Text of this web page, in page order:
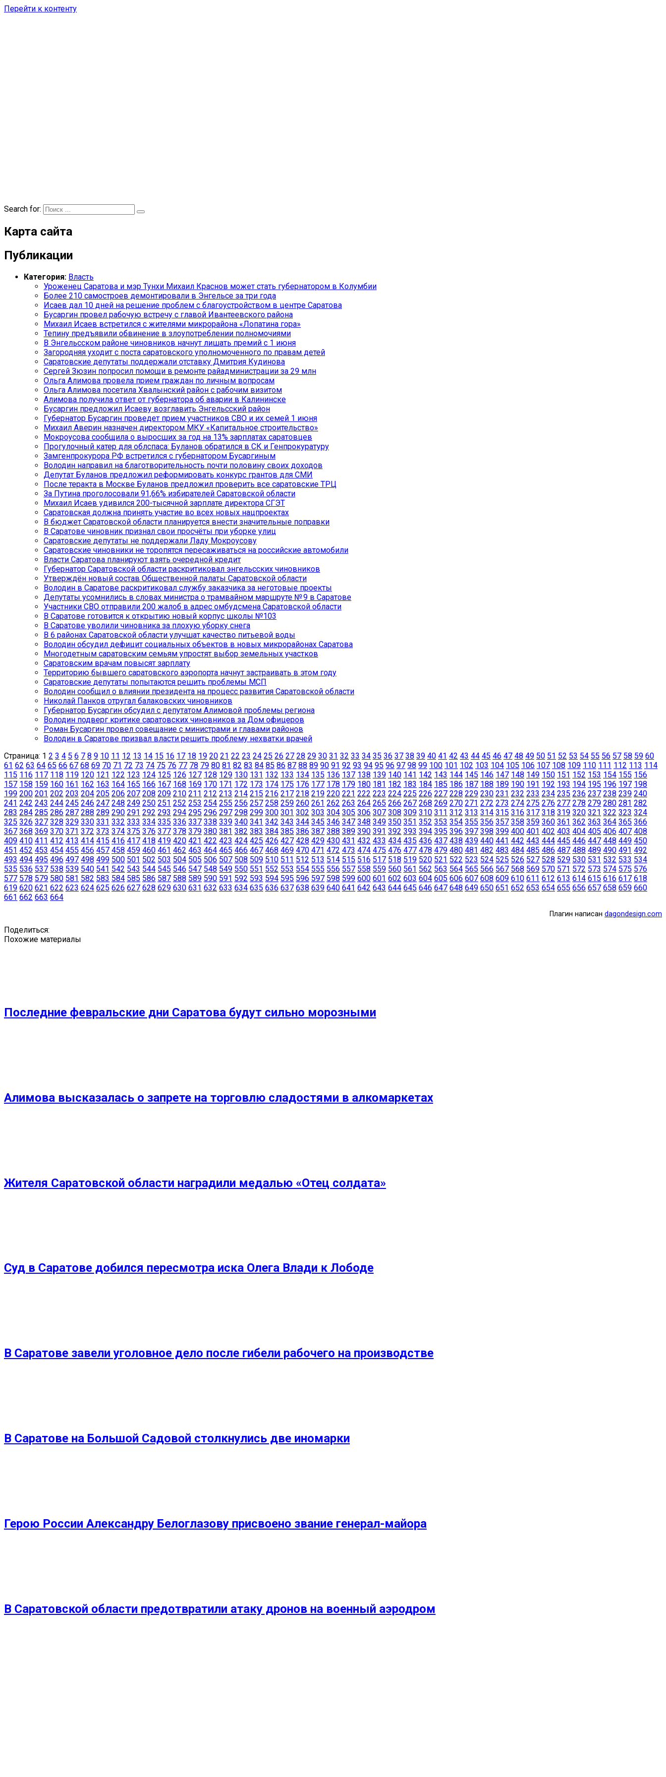
Перейти к контенту
Search for:
Карта сайта
Публикации
Категория: Власть
Уроженец Саратова и мэр Тунхи Михаил Краснов может стать губернатором в Колумбии
Более 210 самостроев демонтировали в Энгельсе за три года
Исаев дал 10 дней на решение проблем с благоустройством в центре Саратова
Бусаргин провел рабочую встречу с главой Ивантеевского района
Михаил Исаев встретился с жителями микрорайона «Лопатина гора»
Тепину предъявили обвинение в злоупотреблении полномочиями
В Энгельсском районе чиновников начнут лишать премий с 1 июня
Загородняя уходит с поста саратовского уполномоченного по правам детей
Саратовские депутаты поддержали отставку Дмитрия Кудинова
Сергей Зюзин попросил помощи в ремонте райадминистрации за 29 млн
Ольга Алимова провела прием граждан по личным вопросам
Ольга Алимова посетила Хвалынский район с рабочим визитом
Алимова получила ответ от губернатора об аварии в Калининске
Бусаргин предложил Исаеву возглавить Энгельсский район
Губернатор Бусаргин проведет прием участников СВО и их семей 1 июня
Михаил Аверин назначен директором МКУ «Капитальное строительство»
Мокроусова сообщила о выросших за год на 13% зарплатах саратовцев
Прогулочный катер для облспаса: Буланов обратился в СК и Генпрокуратуру
Замгенпрокурора РФ встретился с губернатором Бусаргиным
Володин направил на благотворительность почти половину своих доходов
Депутат Буланов предложил реформировать конкурс грантов для СМИ
После теракта в Москве Буланов предложил проверить все саратовские ТРЦ
За Путина проголосовали 91,66% избирателей Саратовской области
Михаил Исаев удивился 200-тысячной зарплате директора СГЭТ
Саратовская должна принять участие во всех новых нацпроектах
В бюджет Саратовской области планируется внести значительные поправки
В Саратове чиновник признал свои просчёты при уборке улиц
Саратовские депутаты не поддержали Ладу Мокроусову
Саратовские чиновники не торопятся пересаживаться на российские автомобили
Власти Саратова планируют взять очередной кредит
Губернатор Саратовской области раскритиковал энгельсских чиновников
Утверждён новый состав Общественной палаты Саратовской области
Володин в Саратове раскритиковал службу заказчика за неготовые проекты
Депутаты усомнились в словах министра о трамвайном маршруте № 9 в Саратове
Участники СВО отправили 200 жалоб в адрес омбудсмена Саратовской области
В Саратове готовится к открытию новый корпус школы №103
В Саратове уволили чиновника за плохую уборку снега
В 6 районах Саратовской области улучшат качество питьевой воды
Володин обсудил дефицит социальных объектов в новых микрорайонах Саратова
Многодетным саратовским семьям упростят выбор земельных участков
Саратовским врачам повысят зарплату
Территорию бывшего саратовского аэропорта начнут застраивать в этом году
Саратовские депутаты попытаются решить проблемы МСП
Володин сообщил о влиянии президента на процесс развития Саратовской области
Николай Панков отругал балаковских чиновников
Губернатор Бусаргин обсудил с депутатом Алимовой проблемы региона
Володин подверг критике саратовских чиновников за Дом офицеров
Роман Бусаргин провел совещание с министрами и главами районов
Володин в Саратове призвал власти решить проблему нехватки врачей
Страница: 1 2 3 4 5 6 7 8 9 10 11 12 13 14 15 16 17 18 19 20 21 22 23 24 25 26 27 28 29 30 31 32 33 34 35 36 37 38 39 40 41 42 43 44 45 46 47 48 49 50 51 52 53 54 55 56 57 58 59 60
61 62 63 64 65 66 67 68 69 70 71 72 73 74 75 76 77 78 79 80 81 82 83 84 85 86 87 88 89 90 91 92 93 94 95 96 97 98 99 100 101 102 103 104 105 106 107 108 109 110 111 112 113 114
115 116 117 118 119 120 121 122 123 124 125 126 127 128 129 130 131 132 133 134 135 136 137 138 139 140 141 142 143 144 145 146 147 148 149 150 151 152 153 154 155 156
157 158 159 160 161 162 163 164 165 166 167 168 169 170 171 172 173 174 175 176 177 178 179 180 181 182 183 184 185 186 187 188 189 190 191 192 193 194 195 196 197 198
199 200 201 202 203 204 205 206 207 208 209 210 211 212 213 214 215 216 217 218 219 220 221 222 223 224 225 226 227 228 229 230 231 232 233 234 235 236 237 238 239 240
241 242 243 244 245 246 247 248 249 250 251 252 253 254 255 256 257 258 259 260 261 262 263 264 265 266 267 268 269 270 271 272 273 274 275 276 277 278 279 280 281 282
283 284 285 286 287 288 289 290 291 292 293 294 295 296 297 298 299 300 301 302 303 304 305 306 307 308 309 310 311 312 313 314 315 316 317 318 319 320 321 322 323 324
325 326 327 328 329 330 331 332 333 334 335 336 337 338 339 340 341 342 343 344 345 346 347 348 349 350 351 352 353 354 355 356 357 358 359 360 361 362 363 364 365 366
367 368 369 370 371 372 373 374 375 376 377 378 379 380 381 382 383 384 385 386 387 388 389 390 391 392 393 394 395 396 397 398 399 400 401 402 403 404 405 406 407 408
409 410 411 412 413 414 415 416 417 418 419 420 421 422 423 424 425 426 427 428 429 430 431 432 433 434 435 436 437 438 439 440 441 442 443 444 445 446 447 448 449 450
451 452 453 454 455 456 457 458 459 460 461 462 463 464 465 466 467 468 469 470 471 472 473 474 475 476 477 478 479 480 481 482 483 484 485 486 487 488 489 490 491 492
493 494 495 496 497 498 499 500 501 502 503 504 505 506 507 508 509 510 511 512 513 514 515 516 517 518 519 520 521 522 523 524 525 526 527 528 529 530 531 532 533 534
535 536 537 538 539 540 541 542 543 544 545 546 547 548 549 550 551 552 553 554 555 556 557 558 559 560 561 562 563 564 565 566 567 568 569 570 571 572 573 574 575 576
577 578 579 580 581 582 583 584 585 586 587 588 589 590 591 592 593 594 595 596 597 598 599 600 601 602 603 604 605 606 607 608 609 610 611 612 613 614 615 616 617 618
619 620 621 622 623 624 625 626 627 628 629 630 631 632 633 634 635 636 637 638 639 640 641 642 643 644 645 646 647 648 649 650 651 652 653 654 655 656 657 658 659 660
661 662 663 664
Плагин написан dagondesign.com
Поделиться:
Похожие материалы
Последние февральские дни Саратова будут сильно морозными
Алимова высказалась о запрете на торговлю сладостями в алкомаркетах
Жителя Саратовской области наградили медалью «Отец солдата»
Суд в Саратове добился пересмотра иска Олега Влади к Лободе
В Саратове завели уголовное дело после гибели рабочего на производстве
В Саратове на Большой Садовой столкнулись две иномарки
Герою России Александру Белоглазову присвоено звание генерал-майора
В Саратовской области предотвратили атаку дронов на военный аэродром